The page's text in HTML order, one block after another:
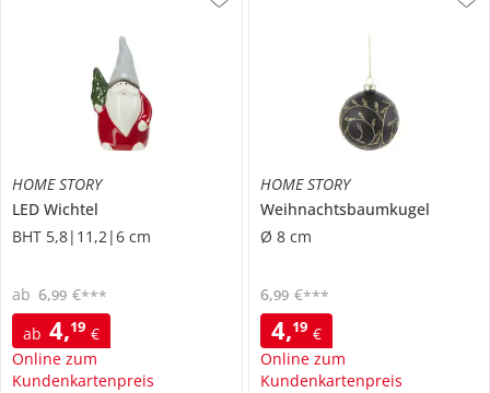
HOME STORY
LED Wichtel
BHT 5,8|11,2|6 cm
ab 4,19 €
Online zum
Kundenkartenpreis
ab 6,99 €***
HOME STORY
Weihnachtsbaumkugel
Ø 8 cm
4,19 €
Online zum
Kundenkartenpreis
6,99 €***